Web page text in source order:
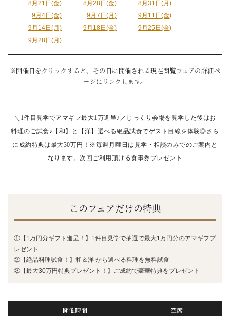
8月21日(金)
8月28日(金)
8月31日(月)
9月4日(金)
9月7日(月)
9月11日(金)
9月14日(月)
9月18日(金)
9月25日(金)
9月28日(月)
※開催日をクリックすると、その日に開催される現在閲覧フェアの詳細ペ
ージにリンクします。
＼1件目見学でアマギフ最大1万進呈♪／じっくり会場を見学した後はお
料理のご試食♪【和】と【洋】選べる絶品試食でゲスト目線を体験◎さら
に成約特典は最大30万円！※毎週月曜日は見学・相談のみでのご案内と
なります。次回ご利用頂ける食事券プレゼント
このフェアだけの特典
①【1万円分ギフト進呈！】1件目見学で抽選で最大1万円分のアマギフプ
レゼント
②【絶品料理試食！】和＆洋 から選べる料理を無料試食
③【最大30万円特典プレゼント！】ご成約で豪華特典をプレゼント
開催時間 空席